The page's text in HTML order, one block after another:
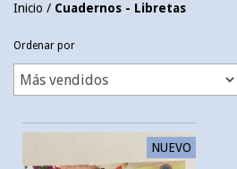
Inicio / Cuadernos - Libretas
Ordenar por
NUEVO